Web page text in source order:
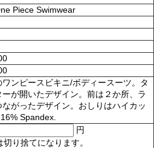
Piece Swimwear
ンピースビキニ/ボディースーツ。タ
が開いたデザイン。前は２か所、ラ
がったデザイン。おしりはハイカッ
Spandex.
円
り捨てになります。